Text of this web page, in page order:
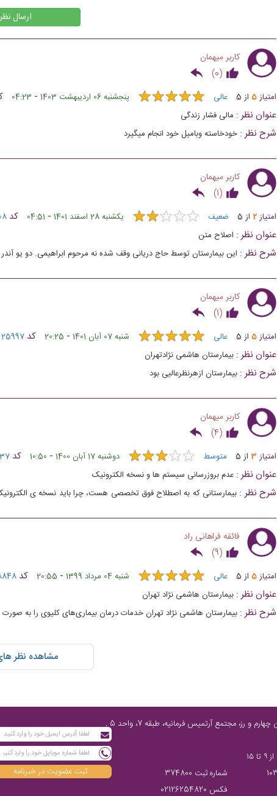
ارسال نظر
کاربر میهمان
(
0
)
امتیاز5 از 5 عالی ★★★★★
★★★★★ پنجشنبه 06 اردیبهشت 1403 -
04:23
عنوان نظر : مالی فشار زندگی
شرح نظر : خودخاسته وبامیل خود انجام میگیرد
کاربر میهمان
(
1
)
امتیاز2 از 5 ضعیف ★★★★★
★★★★★ یکشنبه 28 اسفند 1401 -
04:51 کد
عنوان نظر : اصلاح متن
شرح نظر : این بیمارستان توسط حاج دریانی وقف شده نه مرحوم ابراهیمی. دو یو
کاربر میهمان
(
1
)
امتیاز5 از 5 عالی ★★★★★
★★★★★ شنبه 07 آبان 1401 -
20:25 کد 25997
عنوان نظر : بیمارستان هاشمی نژادتهران
شرح نظر : بیمارستان ازهرنظرعالیی بود
کاربر میهمان
(
4
)
امتیاز 3 از 5 متوسط ★★★★★
★★★★★ دوشنبه 17 آبان 1400 -
10:50 کد
عنوان نظر : عدم بروزرسانی سیستم ها و نسخه الکترونیک
شرح نظر : بیمارستانی که به اصطلاح فوق تخصصی هست، چرا باید نسخه ی
جدید درآمد و پول تو جیب زدنه ؟ وقتی تو کل کشور و حتی پیش پا افتاده ترین
فائقه فراهانی راد
(
9
)
امتیاز5 از 5 عالی ★★★★★
★★★★★ شنبه 04 مرداد 1399 -
20:55 کد
عنوان نظر : بیمارستان هاشمی نژاد تهران
شرح نظر : بیمارستان هاشمی نژاد تهران خدمات درمان بیماری‌های کلیوی را به
مشاهده نظر
تهران، پاسداران شمالی، پایین‌تر از چهارراه فرمانیه، مابین نارنجستان چهارم و رز، مجتمع آرتمیس فرمانیه، طبقه 7، واحد 5 ,
شماره ثبت 374800
فکس 02126254820
ثبت عضویت در خبرنامه